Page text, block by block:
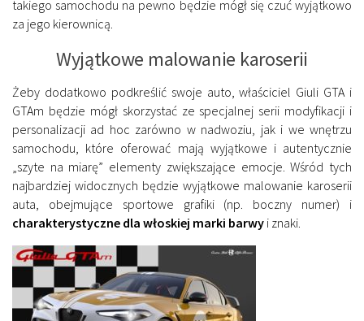
takiego samochodu na pewno będzie mógł się czuć wyjątkowo
za jego kierownicą.
Wyjątkowe malowanie karoserii
Żeby dodatkowo podkreślić swoje auto, właściciel Giuli GTA i
GTAm będzie mógł skorzystać ze specjalnej serii modyfikacji i
personalizacji ad hoc zarówno w nadwoziu, jak i we wnętrzu
samochodu, które oferować mają wyjątkowe i autentycznie
„szyte na miarę” elementy zwiększające emocje. Wśród tych
najbardziej widocznych będzie wyjątkowe malowanie karoserii
auta, obejmujące sportowe grafiki (np. boczny numer) i
charakterystyczne dla włoskiej marki barwy i znaki.